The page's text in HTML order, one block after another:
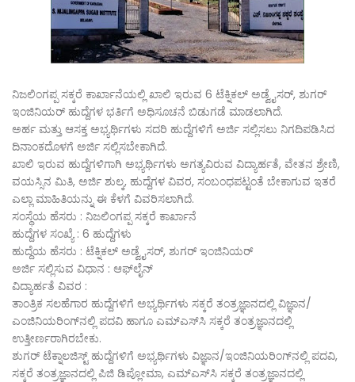
ನಿಜಲಿಂಗಪ್ಪ ಸಕ್ಕರೆ ಕಾರ್ಖಾನೆಯಲ್ಲಿ ಖಾಲಿ ಇರುವ 6 ಟೆಕ್ನಿಕಲ್‌ ಅಡ್ವೈಸರ್‌, ಶುಗರ್‌
ಇಂಜಿನಿಯರ್‌ ಹುದ್ದೆಗಳ ಭರ್ತಿಗೆ ಅಧಿಸೂಚನೆ ಬಿಡುಗಡೆ ಮಾಡಲಾಗಿದೆ.
ಅರ್ಹ ಮತ್ತು ಆಸಕ್ತ ಅಭ್ಯರ್ಥಿಗಳು ಸದರಿ ಹುದ್ದೆಗಳಿಗೆ ಅರ್ಜಿ ಸಲ್ಲಿಸಲು ನಿಗದಿಪಡಿಸಿದ
ದಿನಾಂಕದೊಳಗೆ ಅರ್ಜಿ ಸಲ್ಲಿಸಬೇಕಾಗಿದೆ.
ಖಾಲಿ ಇರುವ ಹುದ್ದೆಗಳಿಗಾಗಿ ಅಭ್ಯರ್ಥಿಗಳು ಅಗತ್ಯವಿರುವ ವಿದ್ಯಾರ್ಹತೆ, ವೇತನ ಶ್ರೇಣಿ,
ವಯಸ್ಸಿನ ಮಿತಿ, ಅರ್ಜಿ ಶುಲ್ಕ, ಹುದ್ದೆಗಳ ವಿವರ, ಸಂಬಂಧಪಟ್ಟಂತೆ ಬೇಕಾಗುವ ಇತರೆ
ಎಲ್ಲಾ ಮಾಹಿತಿಯನ್ನು ಈ ಕೆಳಗೆ ವಿವರಿಸಲಾಗಿದೆ.
ಸಂಸ್ಥೆಯ ಹೆಸರು : ನಿಜಲಿಂಗಪ್ಪ ಸಕ್ಕರೆ ಕಾರ್ಖಾನೆ
ಹುದ್ದೆಗಳ ಸಂಖ್ಯೆ : 6 ಹುದ್ದೆಗಳು
ಹುದ್ದೆಯ ಹೆಸರು : ಟೆಕ್ನಿಕಲ್‌ ಅಡ್ವೈಸರ್‌, ಶುಗರ್‌ ಇಂಜಿನಿಯರ್
ಅರ್ಜಿ ಸಲ್ಲಿಸುವ ವಿಧಾನ : ಆಫ್‌ಲೈನ್‌
ವಿದ್ಯಾರ್ಹತೆ ವಿವರ :
ತಾಂತ್ರಿಕ ಸಲಹೆಗಾರ ಹುದ್ದೆಗಳಿಗೆ ಅಭ್ಯರ್ಥಿಗಳು ಸಕ್ಕರೆ ತಂತ್ರಜ್ಞಾನದಲ್ಲಿ ವಿಜ್ಞಾನ/
ಎಂಜಿನಿಯರಿಂಗ್‌ನಲ್ಲಿ ಪದವಿ ಹಾಗೂ ಎಮ್‌ಎಸ್‌ಸಿ ಸಕ್ಕರೆ ತಂತ್ರಜ್ಞಾನದಲ್ಲಿ
ಉತ್ತೀರ್ಣರಾಗಿರಬೇಕು.
ಶುಗರ್‌ ಟೆಕ್ನಾಲಜಿಸ್ಟ್‌ ಹುದ್ದೆಗಳಿಗೆ ಅಭ್ಯರ್ಥಿಗಳು ವಿಜ್ಞಾನ/ಇಂಜಿನಿಯರಿಂಗ್‌ನಲ್ಲಿ ಪದವಿ,
ಸಕ್ಕರೆ ತಂತ್ರಜ್ಞಾನದಲ್ಲಿ ಪಿಜಿ ಡಿಪ್ಲೋಮಾ, ಎಮ್‌ಎಸ್‌ಸಿ ಸಕ್ಕರೆ ತಂತ್ರಜ್ಞಾನದಲ್ಲಿ